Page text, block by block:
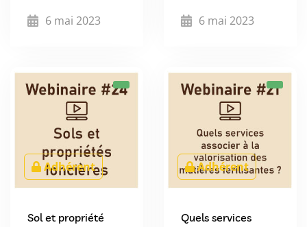
6 mai 2023 6 mai 2023
Adhérent
Sol et propriété
Adhérent
Quels services